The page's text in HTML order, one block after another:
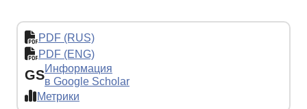
PDF (RUS)
PDF (ENG)
GSИнформация
в Google Scholar
Метрики